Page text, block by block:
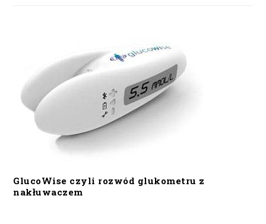
GlucoWise czyli rozwód glukometru z
nakłuwaczem